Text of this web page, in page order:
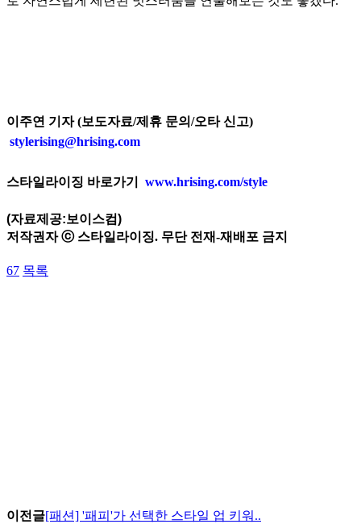
이주연 기자 (보도자료/제휴 문의/오타 신고)
stylerising@hrising.com
스타일라이징 바로가기 www.hrising.com/style
(자료제공:보이스컴)
저작권자 ⓒ 스타일라이징. 무단 전재-재배포 금지
67 목록
이전글[패션] '패피'가 선택한 스타일 업 키워..